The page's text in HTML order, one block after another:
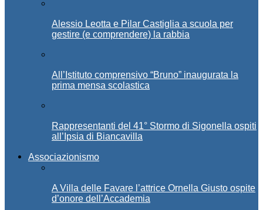
Alessio Leotta e Pilar Castiglia a scuola per
gestire (e comprendere) la rabbia
All’Istituto comprensivo “Bruno” inaugurata la
prima mensa scolastica
Rappresentanti del 41° Stormo di Sigonella ospiti
all’Ipsia di Biancavilla
Associazionismo
A Villa delle Favare l’attrice Ornella Giusto ospite
d’onore dell’Accademia